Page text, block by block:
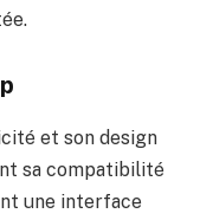
et son design
sa compatibilité
une interface